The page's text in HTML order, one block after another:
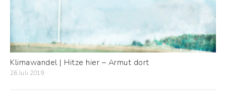
Klimawandel | Hitze hier – Armut dort
26 Juli 2019